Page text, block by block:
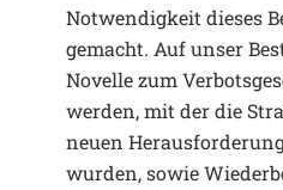
Notwendigkeit dieses
gemacht. Auf unser
Novelle zum
werden, mit der die
neuen
wurden, sowie